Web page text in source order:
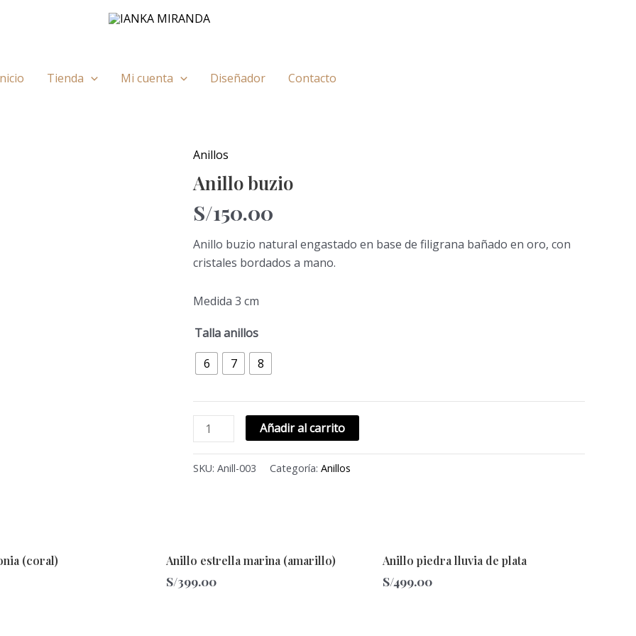
Tienda Mi cuenta Diseñador Contacto
Anillos
Anillo buzio
S/150.00
Anillo buzio natural engastado en base de filigrana bañado en oro, con
cristales bordados a mano.
Medida 3 cm
Talla anillos
6
7 8
Anillo
buzio
cantidad
Añadir al carrito
SKU: Anill-003 Categoría: Anillos
(coral) Anillo estrella marina (amarillo)
S/399.00
producto
tiene
Anillo piedra lluvia de plata
S/499.00
producto
tiene